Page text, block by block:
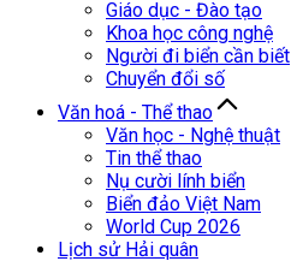
Giáo dục - Đào tạo
Khoa học công nghệ
Người đi biển cần biết
Chuyển đổi số
Văn hoá - Thể thao
Văn học - Nghệ thuật
Tin thể thao
Nụ cười lính biển
Biển đảo Việt Nam
World Cup 2026
Lịch sử Hải quân